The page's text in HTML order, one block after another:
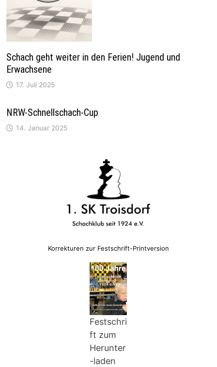
Schach geht weiter in den Ferien! Jugend und
Erwachsene
17. Juli 2025
NRW-Schnellschach-Cup
14. Januar 2025
Korrekturen zur Festschrift-Printversion
Festschri
ft zum
Herunter
-laden